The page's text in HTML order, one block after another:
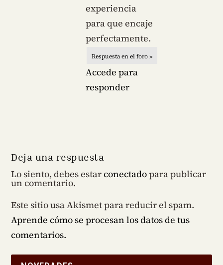
experiencia
para que encaje
perfectamente.
Respuesta en el foro »
Accede para
responder
Deja una respuesta
Lo siento, debes estarconectadopara publicar
un comentario.
Este sitio usa Akismet para reducir el spam.
Aprende cómo se procesan los datos de tus
comentarios.